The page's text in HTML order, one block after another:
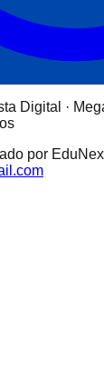
Digital ·
por